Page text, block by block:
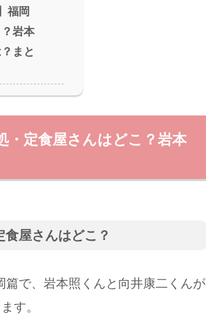
福岡
岩本
まと
・定食屋さんはどこ？岩本
食屋さんはどこ？
で、岩本照くんと向井康二くんが
す。